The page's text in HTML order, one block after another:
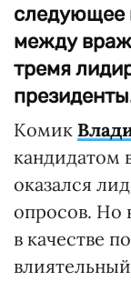
следующее
между
тремя
Комик
кандидатом
оказался
опросов. Но
в качестве